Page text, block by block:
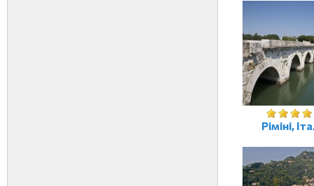
Ріміні,